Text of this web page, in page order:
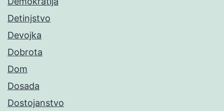
Detinjstvo
Devojka
Dobrota
Dom
Dosada
Dostojanstvo